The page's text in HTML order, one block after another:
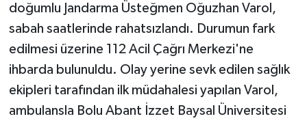
doğumlu Jandarma Üsteğmen Oğuzhan Varol,
sabah saatlerinde rahatsızlandı. Durumun fark
edilmesi üzerine 112 Acil Çağrı Merkezi'ne
ihbarda bulunuldu. Olay yerine sevk edilen sağlık
ekipleri tarafından ilk müdahalesi yapılan Varol,
ambulansla Bolu Abant İzzet Baysal Üniversitesi